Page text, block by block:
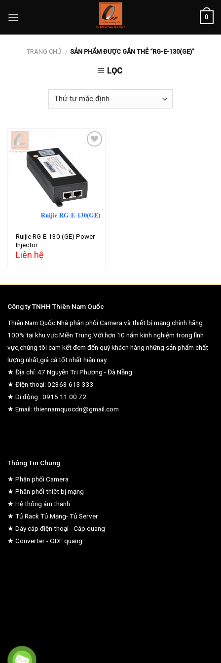
0
TRANG CHỦ / SẢN PHẨM ĐƯỢC GẮN THẺ “RG-E-130(GE)”
LỌC
wishlist
Ruijie RG-E-130 (GE) Power
Injector
Liên hệ
Công ty TNHH Thiên Nam Quốc
Thiên Nam Quốc Nhà phân phối Camera và thiết bị mạng chính hãng
100% tại khu vực Miền Trung.Với hơn 10 năm kinh nghiệm trong lĩnh
vực,chúng tôi cam kết đem đến quý khách hàng những sản phẩm chất
lượng nhất,giá cả tốt nhất hiện nay.
★ Địa chỉ: 47 Nguyễn Tri Phương - Đà Nẵng
★ Điện thoại: 02363 613 333
★ Di động : 0915 11 00 72
★ Email: thiennamquocdn@gmail.com
Thông Tin Chung
★ Phân phối Camera
★ Phân phối thiêt bị mạng
★ Hệ thống âm thanh
★ Tủ Rack Tủ Mạng- Tủ Server
★ Dây cáp điện thoại - Cáp quang
★ Converter - ODF quang